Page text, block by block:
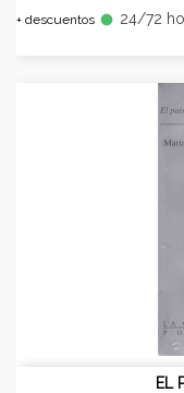
+ descuentos fiber_manual_record 24/72
EL